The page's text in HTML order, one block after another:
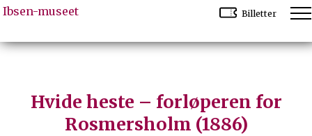
Ibsen-museet Billetter
Hvide heste – forløperen for
Rosmersholm (1886)